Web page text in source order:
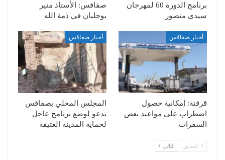
برنامج الدورة 60 لمهرجان
سيدي منصور
صفاقس: الأستاذ منير
بوجلبان في ذمة الله
أخبار صفاقس
قرقنة: إمكانية حصول
اضطراب على مواعيد بعض
السفرات
أخبار صفاقس
المجلس المحلي بصفاقس
يدعو لوضع برنامج عاجل
لحماية المدينة العتيقة
السابق التالي